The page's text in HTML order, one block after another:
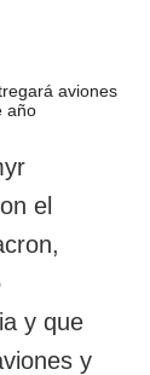
y
de
el
y que
y